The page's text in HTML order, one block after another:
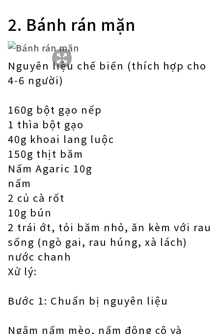
2. Bánh rán mặn
Nguyên liệu chế biến (thích hợp cho
4-6 người)
160g bột gạo nếp
1 thìa bột gạo
40g khoai lang luộc
150g thịt băm
Nấm Agaric 10g
nấm
2 củ cà rốt
10g bún
2 trái ớt, tỏi băm nhỏ, ăn kèm với rau
sống (ngò gai, rau húng, xà lách)
nước chanh
Xử lý:
Bước 1: Chuẩn bị nguyên liệu
Ngâm nấm mèo, nấm đông cô và